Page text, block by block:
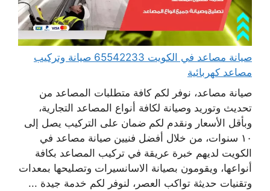
صيانة مصاعد في الكويت 65542233 صيانة وتركيب
مصاعد كهربائية
صيانة مصاعد، نوفر لكم كافة متطلبات المصاعد من
تحديث وتوريد وصيانة لكافة أنواع المصاعد التجارية،
وبأقل الأسعار ونقدم لكم ضمان على التركيب يصل إلى
١٠ سنوات، من خلال أفضل فنيين صيانة مصاعد في
الكويت لديهم خبرة عريقة في تركيب المصاعد بكافة
أنواعها، ويقومون بصيانة الاسانسيرات وتصليحها بمعدات
وتقنيات حديثة تواكب العصر، لنوفر لكم خدمة جيدة ...